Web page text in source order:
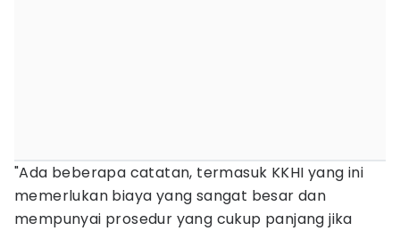
"Ada beberapa catatan, termasuk KKHI yang ini
memerlukan biaya yang sangat besar dan
mempunyai prosedur yang cukup panjang jika